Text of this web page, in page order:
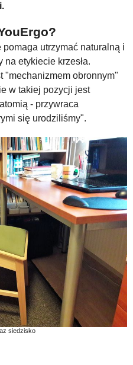
pomaga utrzymać naturalną i
na etykiecie krzesła.
"mechanizmem obronnym"
w takiej pozycji jest
- przywraca
się urodziliśmy".
siedzisko